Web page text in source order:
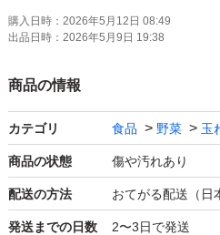
○写真は訳ありのイメージです
ます。
いたします。またできるだけ手
したまま（土などついたまま）
入ご遠慮下さい。
購入日時： 2026年5月12日 08:49
出品日時： 2026年5月9日 19:38
商品の情報
カテゴリ 食品 野菜 玉
商品の状態 傷や汚れあり
配送の方法 おてがる配送（日
発送までの日数 2〜3日で発送